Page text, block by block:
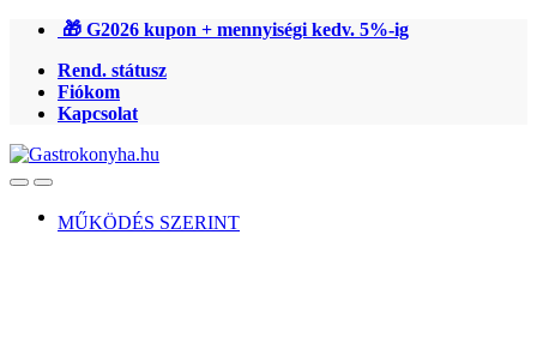
Ugrás
navigációhoz
Ugrás
tartalomra
🎁 G2026 kupon + mennyiségi kedv. 5%-ig
Rend. státusz
Fiókom
Kapcsolat
OpenClose
MŰKÖDÉS SZERINT